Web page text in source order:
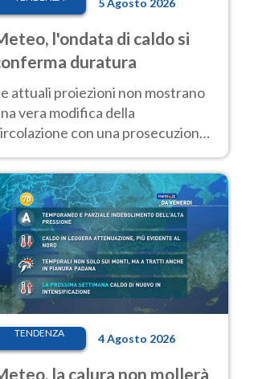
l'ondata di caldo si
duratura
attuali proiezioni non mostrano
vera modifica della
con una prosecuzione
compresa la settimana di
TENDENZA 4 Agosto 2026
la calura non mollerà